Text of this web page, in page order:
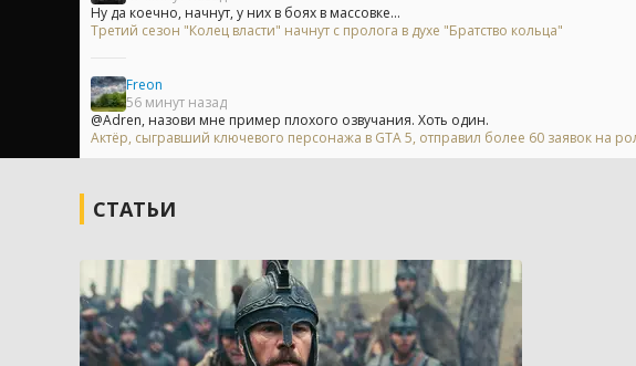
Ну да коечно, начнут, у них в боях в массовке...
Третий сезон "Колец власти" начнут с пролога в духе "Братство кольца"
Freon
56 минут назад
@Adren, назови мне пример плохого озвучания. Хоть один.
Актёр, сыгравший ключевого персонажа в GTA 5, отправил более 60 заявок на
СТАТЬИ